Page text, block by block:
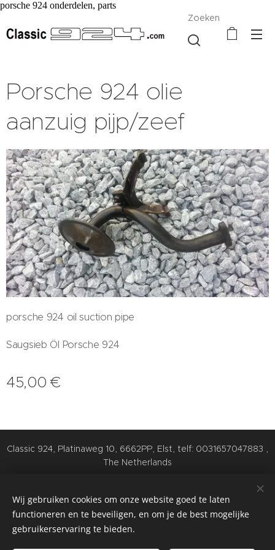
porsche 924 onderdelen, parts
Zoeken
Porsche 924 olie
aanzuig pijp/zeef
porsche 924 oil suction pipe
Saugsieb Öl Porsche 924
45,00 €
Classic 924, Platinaweg 10, 6662PP, Elst, telf: 0031657047883 ,
The Netherlands
Nederlands
Wij gebruiken cookies om onze website goed te laten
functioneren en te beveiligen, en om je de best mogelijke
gebruikerservaring te bieden.